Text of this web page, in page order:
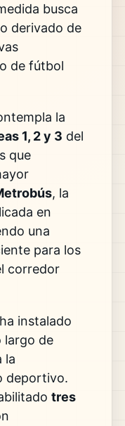
busca
derivado de
de fútbol
la
1, 2 y 3 del
que
, la
en
una
para los
corredor
instalado
largo de
la
deportivo.
tres